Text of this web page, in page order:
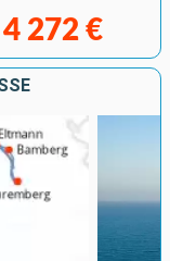
4 272 €